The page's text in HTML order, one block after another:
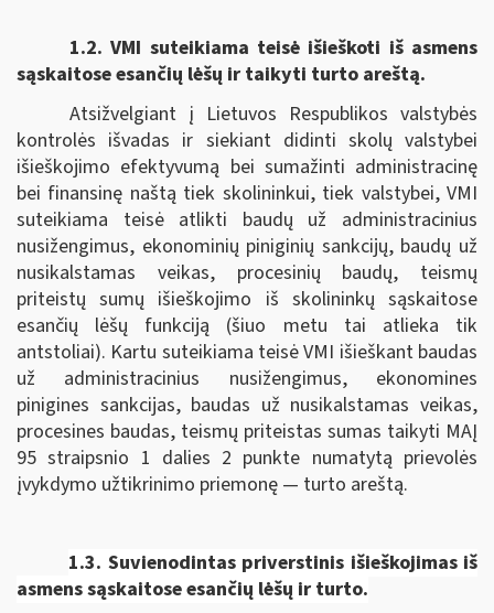
1.2. VMI suteikiama teisė išieškoti iš asmens
sąskaitose esančių lėšų ir taikyti turto areštą.
Atsižvelgiant į Lietuvos Respublikos valstybės
kontrolės išvadas ir siekiant didinti skolų valstybei
išieškojimo efektyvumą bei sumažinti administracinę
bei finansinę naštą tiek skolininkui, tiek valstybei, VMI
suteikiama teisė atlikti baudų už administracinius
nusižengimus, ekonominių piniginių sankcijų, baudų už
nusikalstamas veikas, procesinių baudų, teismų
priteistų sumų išieškojimo iš skolininkų sąskaitose
esančių lėšų funkciją (šiuo metu tai atlieka tik
antstoliai). Kartu suteikiama teisė VMI išieškant baudas
už administracinius nusižengimus, ekonomines
pinigines sankcijas, baudas už nusikalstamas veikas,
procesines baudas, teismų priteistas sumas taikyti MAĮ
95 straipsnio 1 dalies 2 punkte numatytą prievolės
įvykdymo užtikrinimo priemonę — turto areštą.
1.3. Suvienodintas priverstinis išieškojimas iš
asmens sąskaitose esančių lėšų ir turto.